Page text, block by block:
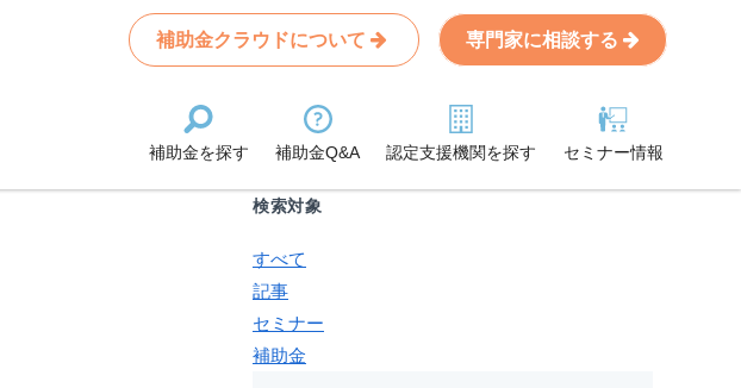
補助金クラウドについて 専門家に相談する
補助金を探す 補助金Q&A 認定支援機関を探す セミナー情報
Search
条件から記事を探す
検索対象
すべて
記事
セミナー
補助金